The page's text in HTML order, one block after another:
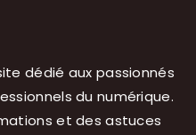
dédié aux passionnés
du numérique.
et des astuces